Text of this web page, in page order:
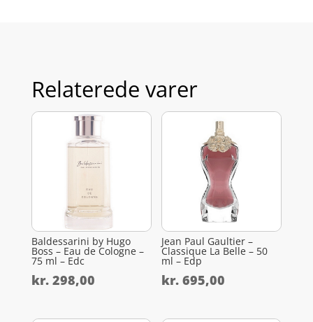
Relaterede varer
Baldessarini by Hugo
Boss – Eau de Cologne –
75 ml – Edc
kr.298,00
Jean Paul Gaultier –
Classique La Belle – 50
ml – Edp
kr. 695,00